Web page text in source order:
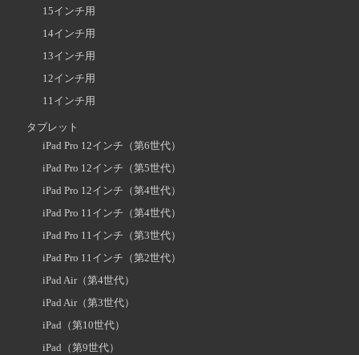
15インチ用
14インチ用
13インチ用
12インチ用
11インチ用
タブレット
iPad Pro 12インチ（第6世代）
iPad Pro 12インチ（第5世代）
iPad Pro 12インチ（第4世代）
iPad Pro 11インチ（第4世代）
iPad Pro 11インチ（第3世代）
iPad Pro 11インチ（第2世代）
iPad Air（第4世代）
iPad Air（第3世代）
iPad（第10世代）
iPad（第9世代）